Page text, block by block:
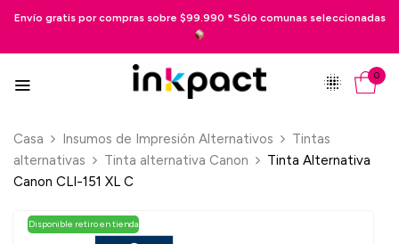
por compras sobre $99.990 *Sólo comunas seleccionadas
0
Casa Insumos de Impresión Alternativos
Tintas
alternativas
Tinta alternativa Canon
Tinta Alternativa
Canon CLI-151 XL C
Disponible retiro en tienda